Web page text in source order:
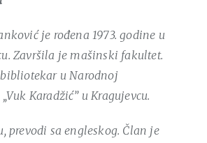
je rođena 1973. godine u
Završila je mašinski fakultet.
u Narodnoj
Karadžić” u Kragujevcu.
prevodi sa engleskog. Član je